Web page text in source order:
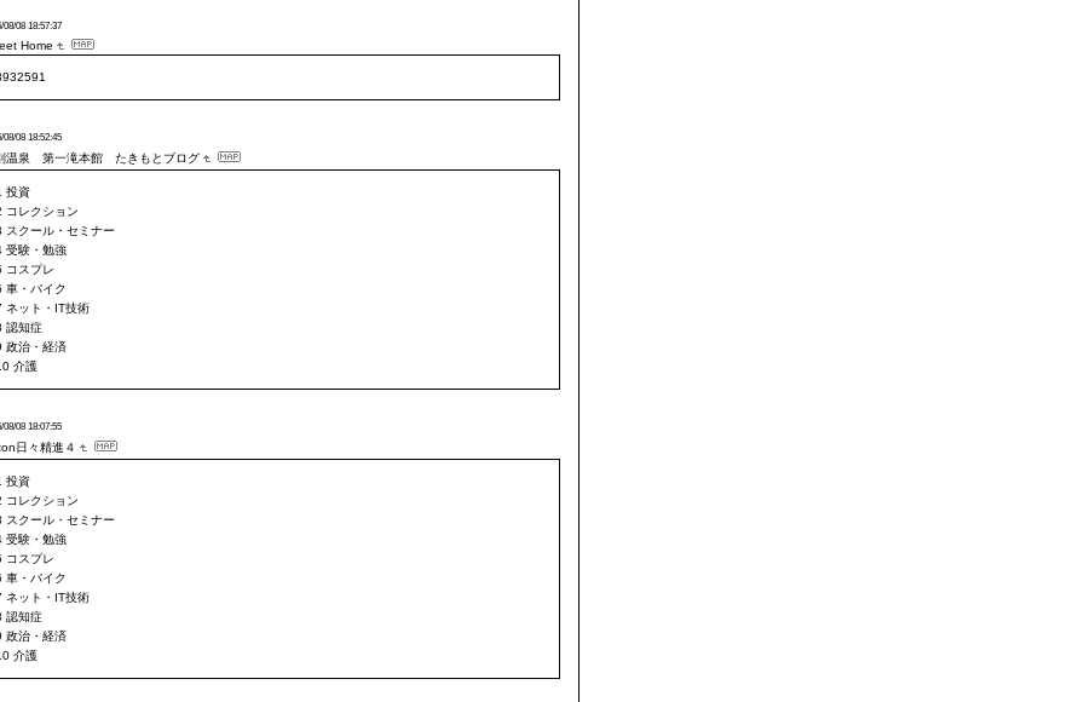
08/08 18:57:37
Home
08/08 18:52:45
温泉 第一滝本館 たきもとブログ
投資
コレクション
スクール・セミナー
受験・勉強
コスプレ
車・バイク
ネット・IT技術
認知症
政治・経済
介護
08/08 18:07:55
日々精進４
投資
コレクション
スクール・セミナー
受験・勉強
コスプレ
車・バイク
ネット・IT技術
認知症
政治・経済
介護